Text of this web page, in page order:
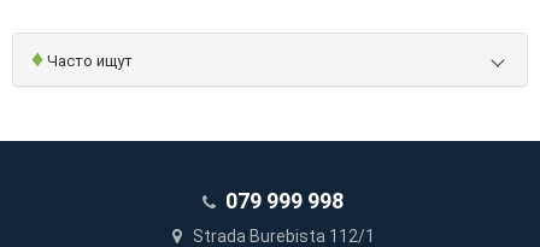
♦ Часто ищут
079 999 998
Strada Burebista 112/1